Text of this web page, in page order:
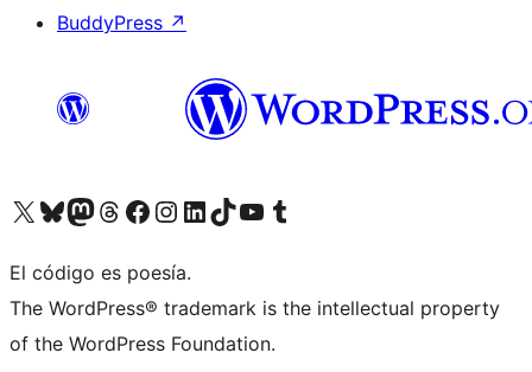
BuddyPress ↗
Visit our X (formerly Twitter) account
Visit our Bluesky account
Visit our Mastodon account
Visit our Threads account
Visita nuestra página de Facebook
Visita nuestra cuenta de Instagram
Visita nuestra cuenta de LinkedIn
Visit our TikTok account
Visita nuestro canal de YouTube
Visit our Tumblr account
El código es poesía.
The WordPress® trademark is the intellectual property
of the WordPress Foundation.